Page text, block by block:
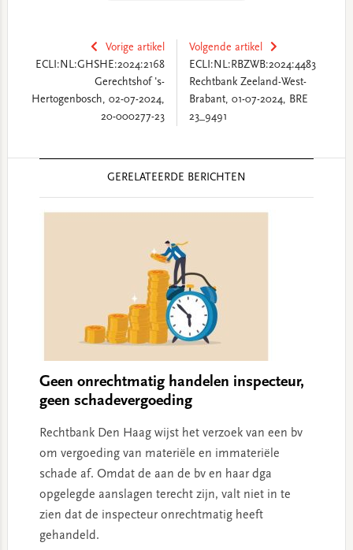
Vorige artikel
ECLI:NL:GHSHE:2024:2168
Gerechtshof 's-
Hertogenbosch, 02-07-2024,
20-000277-23
Volgende artikel
ECLI:NL:RBZWB:2024:4483
Rechtbank Zeeland-West-
Brabant, 01-07-2024, BRE
23_9491
GERELATEERDE BERICHTEN
Geen onrechtmatig handelen inspecteur,
geen schadevergoeding
Rechtbank Den Haag wijst het verzoek van een bv
om vergoeding van materiële en immateriële
schade af. Omdat de aan de bv en haar dga
opgelegde aanslagen terecht zijn, valt niet in te
zien dat de inspecteur onrechtmatig heeft
gehandeld.